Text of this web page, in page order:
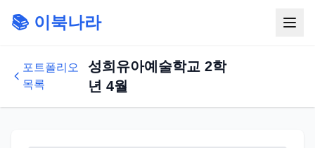
📚 이북나라
포트폴리오
목록
성희유아예술학교 2학
년 4월